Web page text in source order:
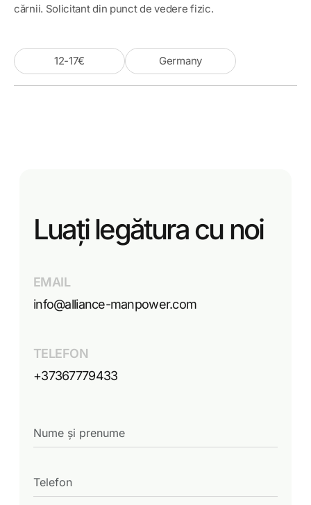
cărnii. Solicitant din punct de vedere fizic.
12-17€ Germany
Luați legătura cu noi
EMAIL
info@alliance-manpower.com
TELEFON
+37367779433